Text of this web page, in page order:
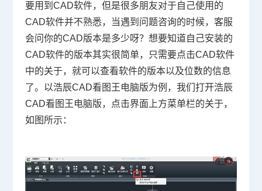
要用到 CAD软件，但是很多朋友对于自己使用的
CAD软件并不熟悉，当遇到问题咨询的时候，客服
会问你的CAD版本是多少呀？想要知道自己安装的
CAD软件的版本其实很简单，只需要点击CAD软件
中的关于，就可以查看软件的版本以及位数的信息
了。以浩辰CAD看图王电脑版为例，我们打开浩辰
CAD看图王电脑版，点击界面上方菜单栏的关于，
如图所示：